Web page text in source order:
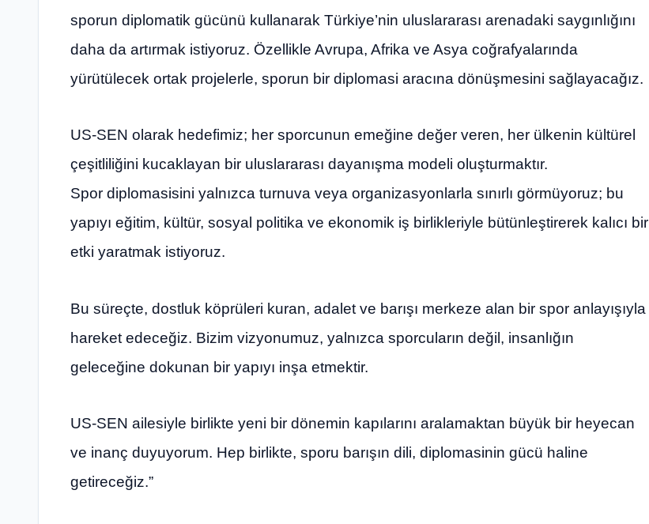
sporun diplomatik gücünü kullanarak Türkiye’nin uluslararası arenadaki saygınlığını
daha da artırmak istiyoruz. Özellikle Avrupa, Afrika ve Asya coğrafyalarında
yürütülecek ortak projelerle, sporun bir diplomasi aracına dönüşmesini sağlayacağız.
US-SEN olarak hedefimiz; her sporcunun emeğine değer veren, her ülkenin kültürel
çeşitliliğini kucaklayan bir uluslararası dayanışma modeli oluşturmaktır.
Spor diplomasisini yalnızca turnuva veya organizasyonlarla sınırlı görmüyoruz; bu
yapıyı eğitim, kültür, sosyal politika ve ekonomik iş birlikleriyle bütünleştirerek kalıcı bir
etki yaratmak istiyoruz.
Bu süreçte, dostluk köprüleri kuran, adalet ve barışı merkeze alan bir spor anlayışıyla
hareket edeceğiz. Bizim vizyonumuz, yalnızca sporcuların değil, insanlığın
geleceğine dokunan bir yapıyı inşa etmektir.
US-SEN ailesiyle birlikte yeni bir dönemin kapılarını aralamaktan büyük bir heyecan
ve inanç duyuyorum. Hep birlikte, sporu barışın dili, diplomasinin gücü haline
getireceğiz.”